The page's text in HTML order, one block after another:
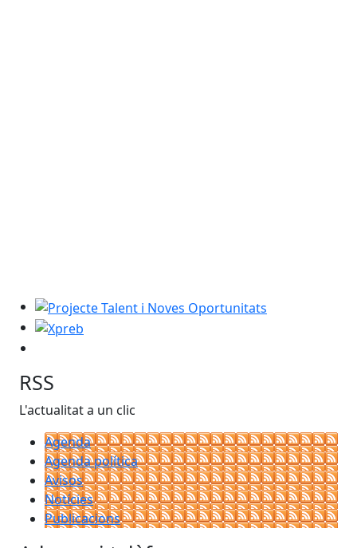
Projecte Talent i Noves Oportunitats
Xpreb
RSS
L'actualitat a un clic
Agenda
Agenda política
Avisos
Notícies
Publicacions